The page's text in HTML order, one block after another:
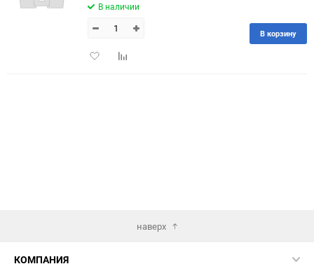
150
В наличии
ДобавитьДобавить
В корзину
наверх
КОМПАНИЯ